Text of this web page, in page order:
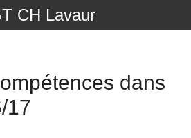
CH Lavaur
dans
17